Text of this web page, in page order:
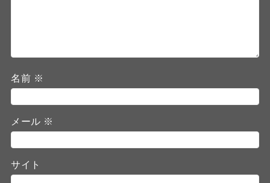
名前 ※
メール ※
サイト